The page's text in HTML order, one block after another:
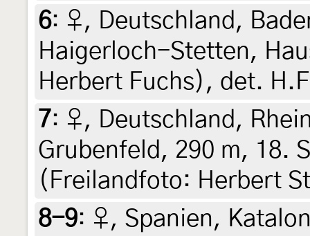
6: ♀, Deutschland,
Haigerloch-Stetten,
Herbert Fuchs), det.
7: ♀, Deutschland,
Grubenfeld, 290 m, 18.
(Freilandfoto: Herbert
8-9: ♀, Spanien,